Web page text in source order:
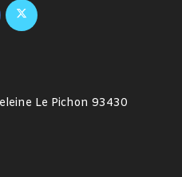
S’ouvre
dans
S’ouvre
Le Pichon 93430